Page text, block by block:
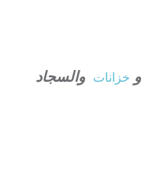
و خزانات والسجاد